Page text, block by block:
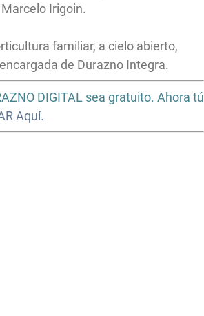
Irigoin.
familiar, a cielo abierto,
de Durazno Integra.
DIGITAL sea gratuito. Ahora tú
Aquí.